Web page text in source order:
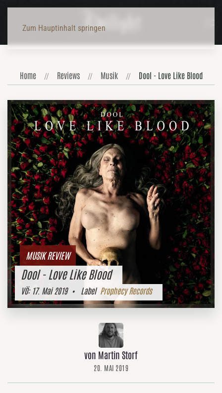
Zum Hauptinhalt springen
Home Reviews Musik Dool - Love Like Blood
MUSIK REVIEW
Dool - Love Like Blood
VÖ:17. Mai 2019• Label Prophecy Records
von Martin Storf
20. MAI 2019